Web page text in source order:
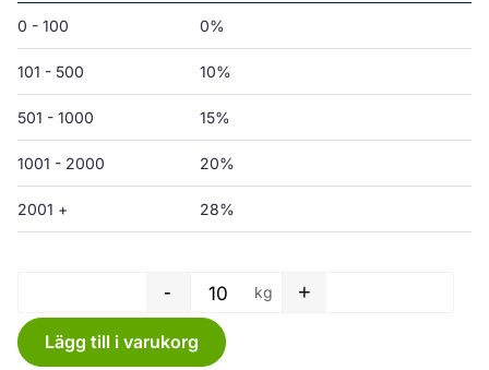
0 - 100 0%
101 - 500 10%
501 - 1000 15%
1001 - 2000 20%
2001 + 28%
Plastfilm - 400 x 0,15 mm
- kg +
Lägg till i varukorg